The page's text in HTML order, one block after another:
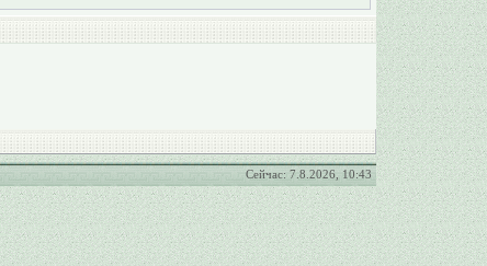
Сейчас: 7.8.2026, 10:43